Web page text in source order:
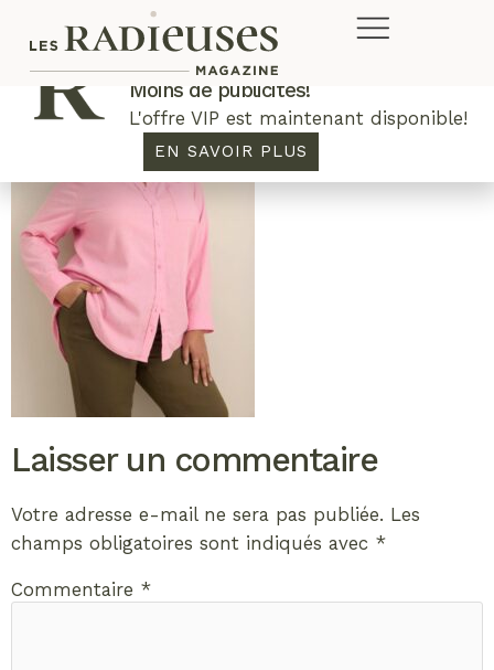
Laisser un commentaire
Votre adresse e-mail ne sera pas publiée. Les
champs obligatoires sont indiqués avec *
Commentaire *
Plus de concours. Plus de rabais.
Moins de publicités!
L'offre VIP est maintenant disponible!
EN SAVOIR PLUS